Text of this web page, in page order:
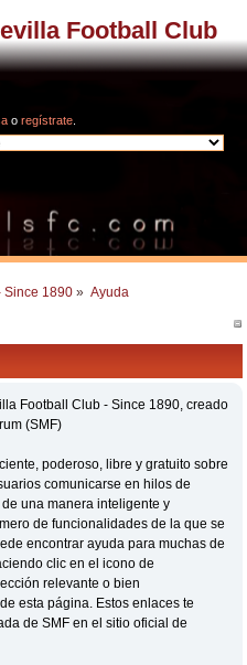
Football Club
o regístrate
Since 1890 » Ayuda
Football Club - Since 1890, creado
(SMF)
poderoso, libre y gratuito sobre
comunicarse en hilos de
una manera inteligente y
de funcionalidades de la que se
encontrar ayuda para muchas de
clic en el icono de
relevante o bien
esta página. Estos enlaces te
de SMF en el sitio oficial de